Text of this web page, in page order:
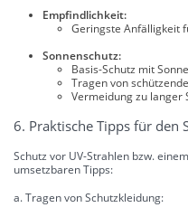
Empfindlichkeit:
Geringste Anfälligkeit
Sonnenschutz:
Basis-Schutz mit
Tragen von
Vermeidung zu langer
6. Praktische Tipps für den
Schutz vor UV-Strahlen bzw.
umsetzbaren Tipps:
a. Tragen von Schutzkleidung: